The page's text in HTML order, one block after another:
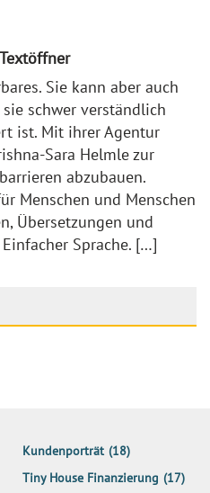
Sie kann aber auch
schwer verständlich
ist. Mit ihrer Agentur
Sara Helmle zur
abzubauen.
Menschen und Menschen
Übersetzungen und
Sprache. […]
Kundenporträt (18)
Tiny House Finanzierung (17)